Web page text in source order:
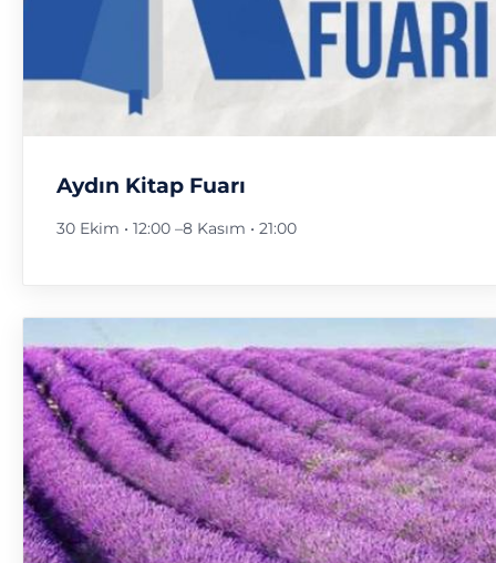
Aydın Kitap Fuarı
30 Ekim • 12:00 –8 Kasım • 21:00